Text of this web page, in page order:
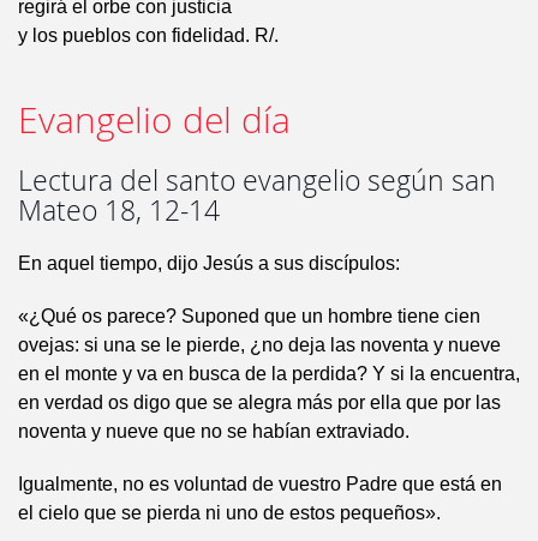
regirá el orbe con justicia
y los pueblos con fidelidad. R/.
Evangelio del día
Lectura del santo evangelio según san
Mateo 18, 12-14
En aquel tiempo, dijo Jesús a sus discípulos:
«¿Qué os parece? Suponed que un hombre tiene cien
ovejas: si una se le pierde, ¿no deja las noventa y nueve
en el monte y va en busca de la perdida? Y si la encuentra,
en verdad os digo que se alegra más por ella que por las
noventa y nueve que no se habían extraviado.
Igualmente, no es voluntad de vuestro Padre que está en
el cielo que se pierda ni uno de estos pequeños».